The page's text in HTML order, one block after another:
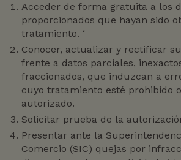
Acceder de forma gratuita a los
proporcionados que hayan sido
tratamiento. ‘
Conocer, actualizar y rectificar
frente a datos parciales,
fraccionados, que induzcan a
cuyo tratamiento esté prohibido
autorizado.
Solicitar prueba de la
Presentar ante la
Comercio (SIC) quejas por